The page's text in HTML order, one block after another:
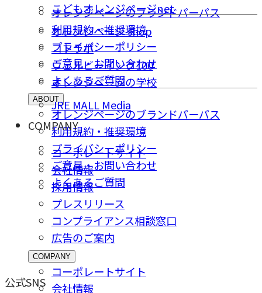
こどもオレンジページnet
オレンジページ shop
コトラボ
ウェルビーイング100
オレンジページの学校
JRE MALL Media
オレンジページのブランドパーパス
利用規約・推奨環境
プライバシーポリシー
ご意⾒・お問い合わせ
よくあるご質問
ABOUT
オレンジページのブランドパーパス
利用規約・推奨環境
プライバシーポリシー
ご意⾒・お問い合わせ
よくあるご質問
COMPANY
コーポレートサイト
会社情報
採⽤情報
プレスリリース
コンプライアンス相談窓⼝
広告のご案内
COMPANY
コーポレートサイト
会社情報
公式SNS